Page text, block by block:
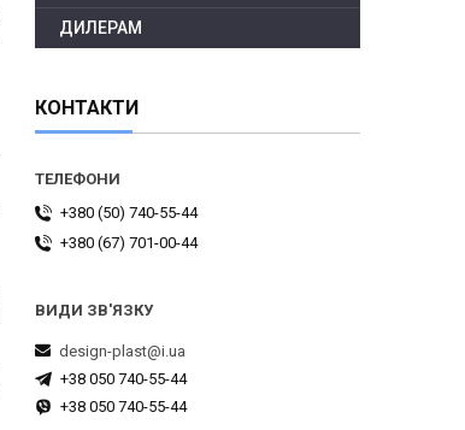
ДИЛЕРАМ
КОНТАКТИ
+380 (50) 740-55-44
+380 (67) 701-00-44
design-plast@i.ua
+38 050 740-55-44
+38 050 740-55-44